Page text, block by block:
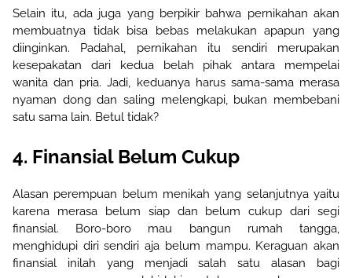
Selain itu, ada juga yang berpikir bahwa pernikahan akan
membuatnya tidak bisa bebas melakukan apapun yang
diinginkan. Padahal, pernikahan itu sendiri merupakan
kesepakatan dari kedua belah pihak antara mempelai
wanita dan pria. Jadi, keduanya harus sama-sama merasa
nyaman dong dan saling melengkapi, bukan membebani
satu sama lain. Betul tidak?
4. Finansial Belum Cukup
Alasan perempuan belum menikahyang selanjutnyayaitu
karena merasa belum siap dan belum cukup dari segi
finansial. Boro-boro mau bangun rumah tangga,
menghidupi diri sendiri aja belum mampu. Keraguan akan
finansial inilah yang menjadi salah satu alasan bagi